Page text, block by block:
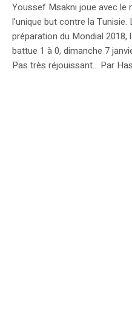
Youssef Msakni joue avec le
l’unique but contre la
préparation du Mondial
battue 1 à 0, dimanche 7
Pas très réjouissant… Par